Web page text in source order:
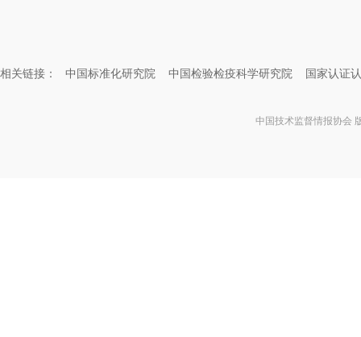
相关链接： 中国标准化研究院 中国检验检疫科学研究院 国家认证
中国技术监督情报协会